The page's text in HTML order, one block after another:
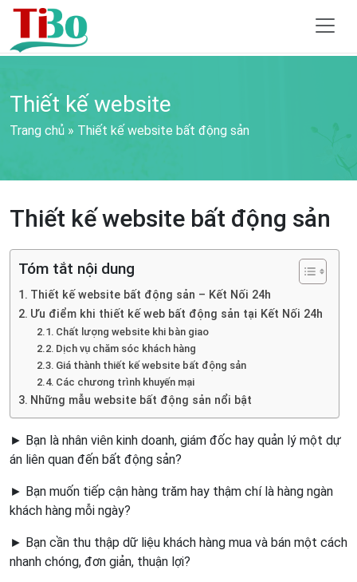
Thiết kế website
Trang chủ » Thiết kế website bất động sản
Thiết kế website bất động sản
Tóm tắt nội dung
Thiết kế website bất động sản – Kết Nối 24h
Ưu điểm khi thiết kế web bất động sản tại Kết Nối 24h
Chất lượng website khi bàn giao
Dịch vụ chăm sóc khách hàng
Giá thành thiết kế website bất động sản
Các chương trình khuyến mại
Những mẫu website bất động sản nổi bật
► Bạn là nhân viên kinh doanh, giám đốc hay quản lý một dự
án liên quan đến bất động sản?
► Bạn muốn tiếp cận hàng trăm hay thậm chí là hàng ngàn
khách hàng mỗi ngày?
► Bạn cần thu thập dữ liệu khách hàng mua và bán một cách
nhanh chóng, đơn giản, thuận lợi?